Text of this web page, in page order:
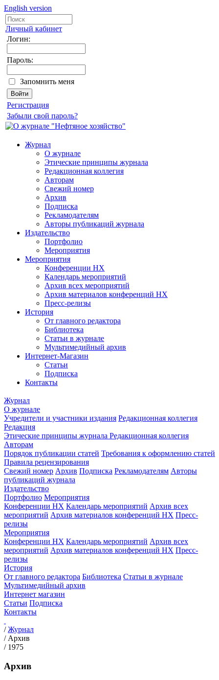
English version
Личный кабинет
Логин:
Пароль:
Запомнить меня
Регистрация
Забыли свой пароль?
Журнал
О журнале
Этические принципы журнала
Редакционная коллегия
Авторам
Свежий номер
Архив
Подписка
Рекламодателям
Авторы публикаций журнала
Издательство
Портфолио
Мероприятия
Мероприятия
Конференции НХ
Календарь мероприятий
Архив всех мероприятий
Архив материалов конференций НХ
Пресс-релизы
История
От главного редактора
Библиотека
Статьи в журнале
Мультимедийный архив
Интернет-Магазин
Статьи
Подписка
Контакты
Журнал
О журнале
Учредители и участники издания Редакционная коллегия
Редакция
Этические принципы журнала Редакционная коллегия
Авторам
Порядок публикации статей Требования к оформлению статей
Правила рецензирования
Свежий номер Архив Подписка Рекламодателям Авторы
публикаций журнала
Издательство
Портфолио Мероприятия
Конференции НХ Календарь мероприятий Архив всех
мероприятий Архив материалов конференций НХ Пресс-
релизы
Мероприятия
Конференции НХ Календарь мероприятий Архив всех
мероприятий Архив материалов конференций НХ Пресс-
релизы
История
От главного редактора Библиотека Статьи в журнале
Мультимедийный архив
Интернет магазин
Статьи Подписка
Контакты
/Журнал
/ Архив
/ 1975
Архив